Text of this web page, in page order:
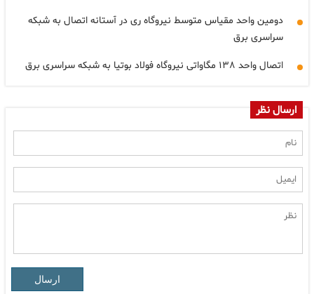
دومین واحد مقیاس متوسط نیروگاه ری در آستانه اتصال به شبکه
سراسری برق
اتصال واحد ۱۳۸ مگاواتی نیروگاه فولاد بوتیا به شبکه سراسری برق
ارسال نظر
ارسال